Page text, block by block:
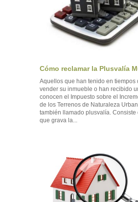
Cómo reclamar la Plusvalía
Aquellos que han tenido en tiempos
vender su inmueble o han recibido
conocen el Impuesto sobre el
de los Terrenos de Naturaleza
también llamado plusvalía. Consiste
que grava la...